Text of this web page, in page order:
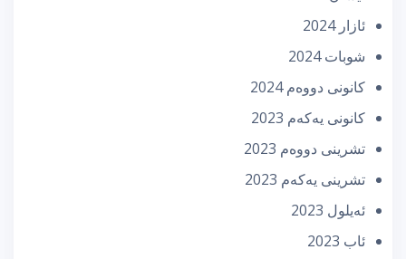
ئازار 2024
شوبات 2024
كانونی دووه‌م 2024
كانونی یه‌كه‌م 2023
تشرینی دووه‌م 2023
تشرینی یه‌كه‌م 2023
ئه‌یلول 2023
ئاب 2023